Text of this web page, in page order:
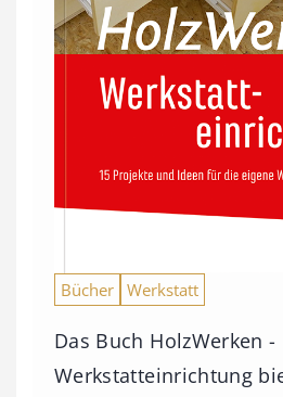
Bücher Werkstatt
Das Buch HolzWerken -
Werkstatteinrichtung